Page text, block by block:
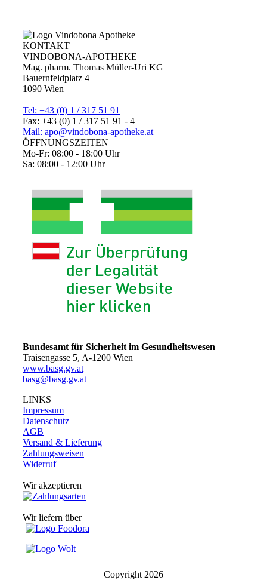
KONTAKT
VINDOBONA-APOTHEKE
Mag. pharm. Thomas Müller-Uri KG
Bauernfeldplatz 4
1090 Wien
Tel: +43 (0) 1 / 317 51 91
Fax: +43 (0) 1 / 317 51 91 - 4
Mail: apo@vindobona-apotheke.at
ÖFFNUNGSZEITEN
Mo-Fr: 08:00 - 18:00 Uhr
Sa: 08:00 - 12:00 Uhr
Bundesamt für Sicherheit im Gesundheitswesen
Traisengasse 5, A-1200 Wien
www.basg.gv.at
basg@basg.gv.at
LINKS
Impressum
Datenschutz
AGB
Versand & Lieferung
Zahlungsweisen
Widerruf
Wir akzeptieren
Wir liefern über
Copyright 2026